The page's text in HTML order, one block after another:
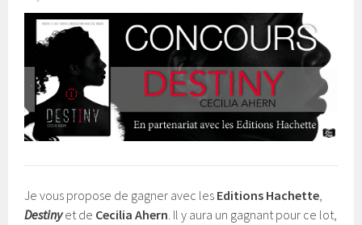
Je vous propose de gagner avec les Editions Hachette
Destinyet de Cecilia Ahern . Il y aura un gagnant pour ce lot,